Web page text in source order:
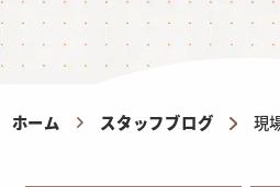
ホーム スタッフブログ 現